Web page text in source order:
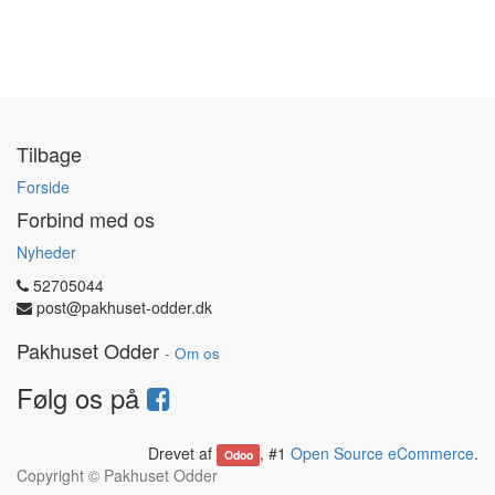
Tilbage
Forside
Forbind med os
Nyheder
52705044
post@pakhuset-odder.dk
Pakhuset Odder - Om os
Følg os på
Drevet af Odoo , #1 Open Source eCommerce.
Copyright © Pakhuset Odder